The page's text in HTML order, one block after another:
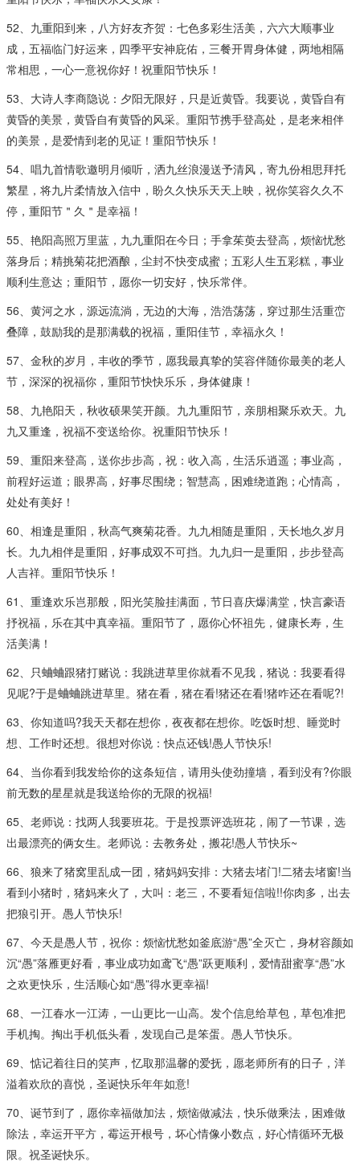
52、九重阳到来，八方好友齐贺：七色多彩生活美，六六大顺事业
成，五福临门好运来，四季平安神庇佑，三餐开胃身体健，两地相隔
常相思，一心一意祝你好！祝重阳节快乐！
53、大诗人李商隐说：夕阳无限好，只是近黄昏。我要说，黄昏自有
黄昏的美景，黄昏自有黄昏的风采。重阳节携手登高处，是老来相伴
的美景，是爱情到老的见证！重阳节快乐！
54、唱九首情歌邀明月倾听，洒九丝浪漫送予清风，寄九份相思拜托
繁星，将九片柔情放入信中，盼久久快乐天天上映，祝你笑容久久不
停，重阳节＂久＂是幸福！
55、艳阳高照万里蓝，九九重阳在今日；手拿茱萸去登高，烦恼忧愁
落身后；精挑菊花把酒酿，尘封不快变成蜜；五彩人生五彩糕，事业
顺利生意达；重阳节，愿你一切安好，快乐常伴。
56、黄河之水，源远流淌，无边的大海，浩浩荡荡，穿过那生活重峦
叠障，鼓励我的是那满载的祝福，重阳佳节，幸福永久！
57、金秋的岁月，丰收的季节，愿我最真挚的笑容伴随你最美的老人
节，深深的祝福你，重阳节快快乐乐，身体健康！
58、九艳阳天，秋收硕果笑开颜。九九重阳节，亲朋相聚乐欢天。九
九又重逢，祝福不变送给你。祝重阳节快乐！
59、重阳来登高，送你步步高，祝：收入高，生活乐逍遥；事业高，
前程好运道；眼界高，好事尽围绕；智慧高，困难绕道跑；心情高，
处处有美好！
60、相逢是重阳，秋高气爽菊花香。九九相随是重阳，天长地久岁月
长。九九相伴是重阳，好事成双不可挡。九九归一是重阳，步步登高
人吉祥。重阳节快乐！
61、重逢欢乐岂那般，阳光笑脸挂满面，节日喜庆爆满堂，快言豪语
抒祝福，乐在其中真幸福。重阳节了，愿你心怀祖先，健康长寿，生
活美满！
62、只蛐蛐跟猪打赌说：我跳进草里你就看不见我，猪说：我要看得
见呢?于是蛐蛐跳进草里。猪在看，猪在看!猪还在看!猪咋还在看呢?!
63、你知道吗?我天天都在想你，夜夜都在想你。吃饭时想、睡觉时
想、工作时还想。很想对你说：快点还钱!愚人节快乐!
64、当你看到我发给你的这条短信，请用头使劲撞墙，看到没有?你眼
前无数的星星就是我送给你的无限的祝福!
65、老师说：找两人我要班花。于是投票评选班花，闹了一节课，选
出最漂亮的俩女生。老师说：去教务处，搬花!愚人节快乐~
66、狼来了猪窝里乱成一团，猪妈妈安排：大猪去堵门!二猪去堵窗!当
看到小猪时，猪妈来火了，大叫：老三，不要看短信啦!!你肉多，出去
把狼引开。愚人节快乐!
67、今天是愚人节，祝你：烦恼忧愁如釜底游“愚”全灭亡，身材容颜如
沉“愚”落雁更好看，事业成功如鸢飞“愚”跃更顺利，爱情甜蜜享“愚”水
之欢更快乐，生活顺心如“愚”得水更幸福!
68、一江春水一江涛，一山更比一山高。发个信息给草包，草包准把
手机掏。掏出手机低头看，发现自己是笨蛋。愚人节快乐。
69、惦记着往日的笑声，忆取那温馨的爱抚，愿老师所有的日子，洋
溢着欢欣的喜悦，圣诞快乐年年如意!
70、诞节到了，愿你幸福做加法，烦恼做减法，快乐做乘法，困难做
除法，幸运开平方，霉运开根号，坏心情像小数点，好心情循环无极
限。祝圣诞快乐。